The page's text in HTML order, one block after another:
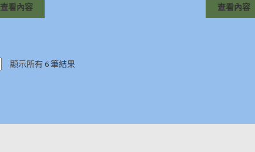
查看內容 查看內容
顯示所有 6 筆結果